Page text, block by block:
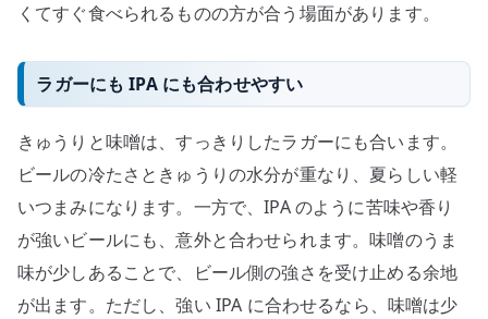
くてすぐ食べられるものの方が合う場面があります。
ラガーにも IPA にも合わせやすい
きゅうりと味噌は、すっきりしたラガーにも合います。
ビールの冷たさときゅうりの水分が重なり、夏らしい軽
いつまみになります。一方で、IPA のように苦味や香り
が強いビールにも、意外と合わせられます。味噌のうま
味が少しあることで、ビール側の強さを受け止める余地
が出ます。ただし、強い IPA に合わせるなら、味噌は少